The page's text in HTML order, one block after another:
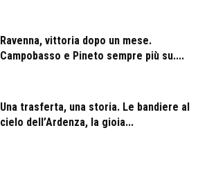
Ravenna, vittoria dopo un mese.
Campobasso e Pineto sempre più su....
Una trasferta, una storia. Le bandiere al
cielo dell’Ardenza, la gioia...